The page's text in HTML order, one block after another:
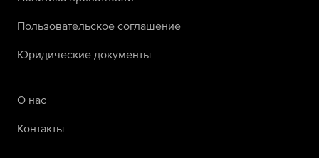
Пользовательское соглашение
Юридические документы
О нас
Контакты